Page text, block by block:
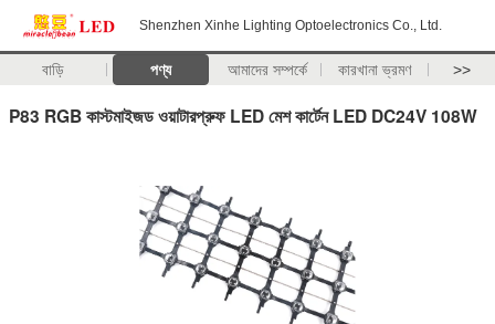
Shenzhen Xinhe Lighting Optoelectronics Co., Ltd.
বাড়ি পণ্য আমাদের সম্পর্কে কারখানা ভ্রমণ >>
P83 RGB কাস্টমাইজড ওয়াটারপ্রুফ LED মেশ কার্টেন LED DC24V 108W